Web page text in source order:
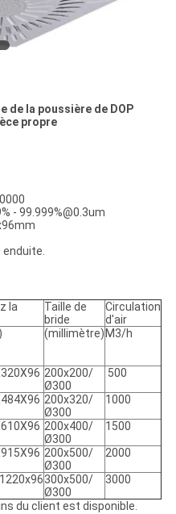
de la poussière de DOP
propre
- 99.999%@0.3um
enduite.
la
Taille de
bride
Circulation
d'air
(millimètre) M3/h
200x200/
Ø300
500
200x320/
Ø300
1000
200x400/
Ø300
1500
200x500/
Ø300
2000
300x500/
Ø300
3000
du client est disponible.